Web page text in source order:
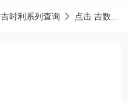
吉时利系列查询 点击 吉数字源表